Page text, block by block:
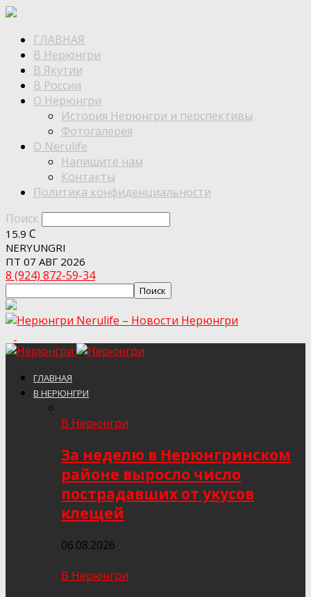
ГЛАВНАЯ
В Нерюнгри
В Якутии
В России
О Нерюнгри
История Нерюнгри и перспективы
Фотогалерея
О Nerulife
Напишите нам
Контакты
Политика конфиденциальности
Поиск
15.9 C
NERYUNGRI
ПТ 07 АВГ 2026
8 (924) 872-59-34
Nerulife – Новости Нерюнгри
ГЛАВНАЯ
В НЕРЮНГРИ
В Нерюнгри
За неделю в Нерюнгринском
районе выросло число
пострадавших от укусов
клещей
06.08.2026
В Нерюнгри